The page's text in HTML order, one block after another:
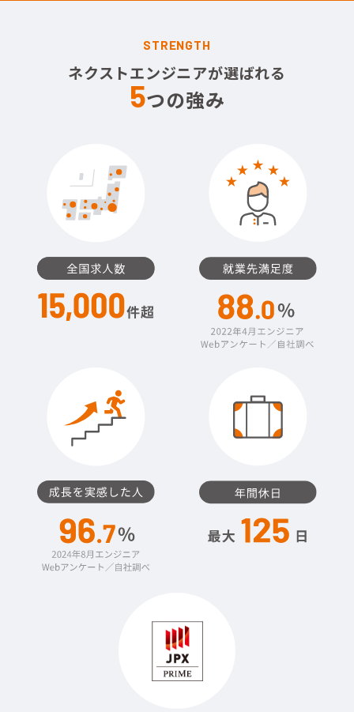
STRENGTH
ネクストエンジニアが選ばれる
5つの強み